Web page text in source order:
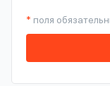
* поля